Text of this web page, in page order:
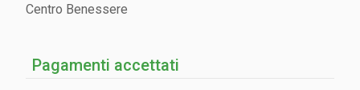
Centro Benessere
Pagamenti accettati